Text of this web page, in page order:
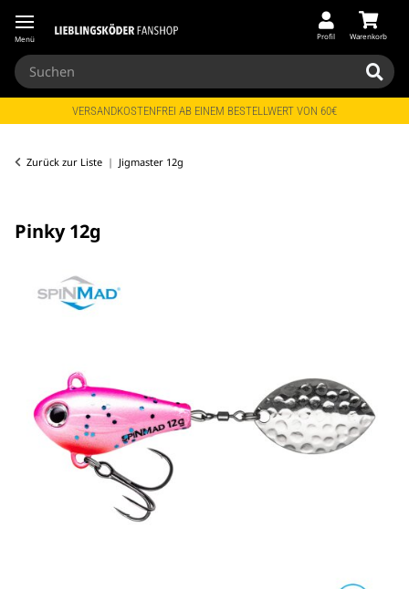
Menü Profil Warenkorb
VERSANDKOSTENFREI AB EINEM BESTELLWERT VON 60€
Zurück zur Liste Jigmaster 12g
Pinky 12g